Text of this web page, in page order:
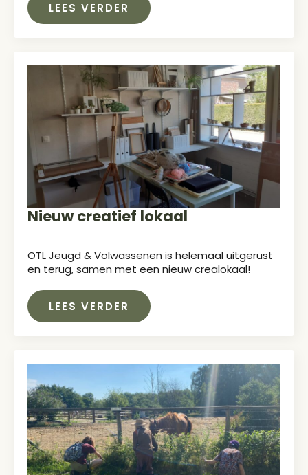
LEES VERDER
Nieuw creatief lokaal
OTL Jeugd & Volwassenen is helemaal uitgerust
en terug, samen met een nieuw crealokaal!
LEES VERDER